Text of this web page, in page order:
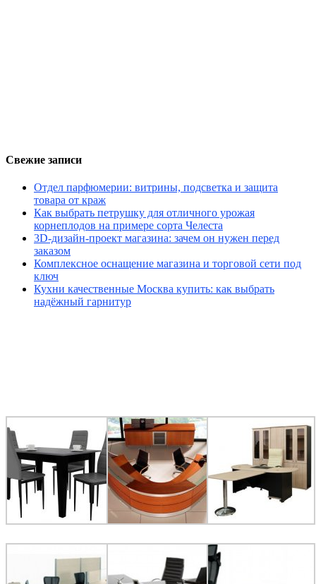
Свежие записи
Отдел парфюмерии: витрины, подсветка и защита
товара от краж
Как выбрать петрушку для отличного урожая
корнеплодов на примере сорта Челеста
3D-дизайн-проект магазина: зачем он нужен перед
заказом
Комплексное оснащение магазина и торговой сети под
ключ
Кухни качественные Москва купить: как выбрать
надёжный гарнитур